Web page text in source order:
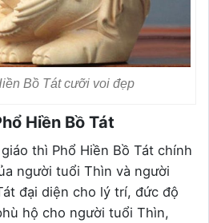
Bồ Tát cưỡi voi đẹp
Hiền Bồ Tát
thì Phổ Hiền Bồ Tát chính
người tuổi Thìn và người
đại diện cho lý trí, đức độ
hộ cho người tuổi Thìn,